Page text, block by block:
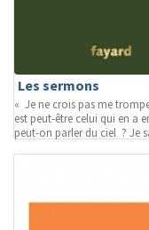
Les sermons
« Je ne crois pas me
est peut-être celui qui en a
peut-on parler du ciel ? Je